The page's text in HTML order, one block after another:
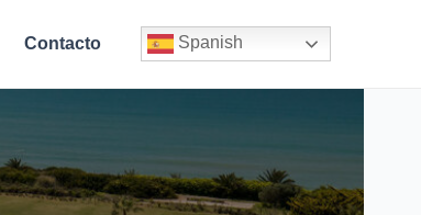
Contacto Spanish